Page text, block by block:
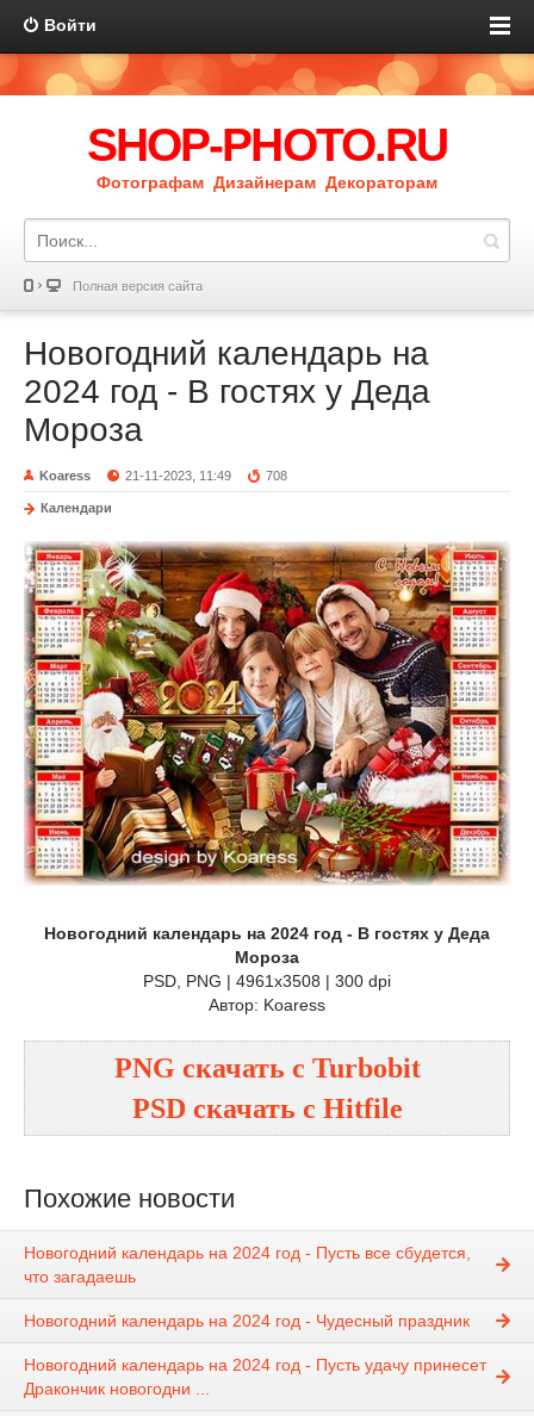
Войти
SHOP-PHOTO.RU
Фотографам Дизайнерам Декораторам
Полная версия сайта
Новогодний календарь на
2024 год - В гостях у Деда
Мороза
Koaress 21-11-2023, 11:49 708
Календари
Новогодний календарь на 2024 год - В гостях у Деда
Мороза
PSD, PNG | 4961x3508 | 300 dpi
Автор: Koaress
PNG cкачать с Turbobit
PSDcкачать с Hitfile
Похожие новости
Новогодний календарь на 2024 год - Пусть все сбудется,
что загадаешь
Новогодний календарь на 2024 год - Чудесный праздник
Новогодний календарь на 2024 год - Пусть удачу принесет
Дракончик новогодни ...